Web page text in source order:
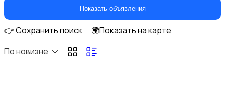
Домашняя одежда
Показать объявления
👉 Сохранить поиск
🌍Показать на карте
По новизне